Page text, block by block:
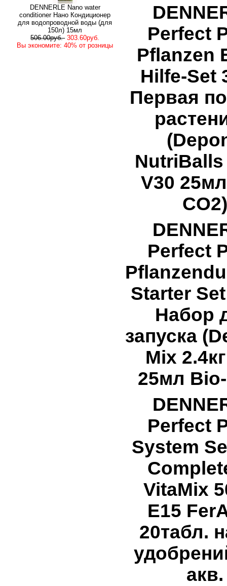
DENNERLE Nano water
conditioner Нано Кондиционер
для водопроводной воды (для
150л) 15мл
506.00руб. 303.60руб.
Вы экономите: 40% от розницы
Perfect
Pflanzen
Hilfe-Set
Первая
V30
CO2)
Perfect
Starter
Набор
запуска
Mix
25мл
Perfect
System
VitaMix
E15
20табл.
акв.